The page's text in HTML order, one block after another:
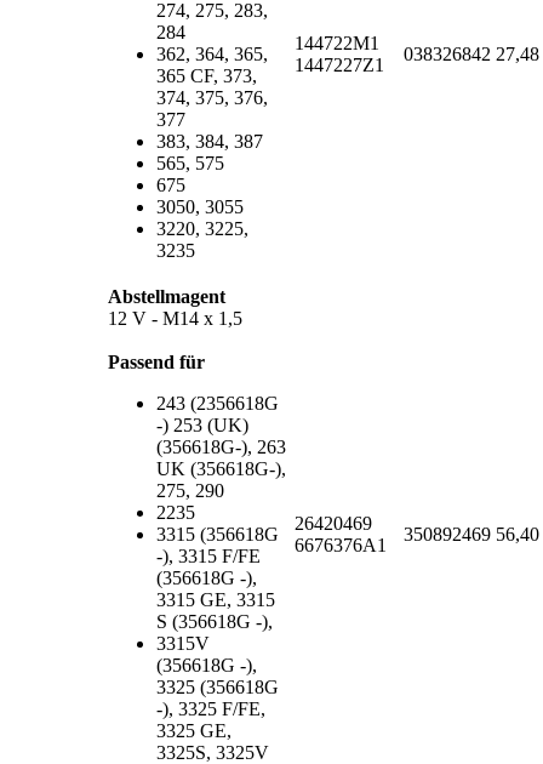
274, 275, 283,
284
362, 364, 365,
365 CF, 373,
374, 375, 376,
377
383, 384, 387
565, 575
675
3050, 3055
3220, 3225,
3235
144722M1
1447227Z1
038326842
Abstellmagent
12 V - M14 x 1,5
Passend für
243 (2356618G
-) 253 (UK)
(356618G-), 263
UK (356618G-),
275, 290
2235
3315 (356618G
-), 3315 F/FE
(356618G -),
3315 GE, 3315
S (356618G -),
3315V
(356618G -),
3325 (356618G
-), 3325 F/FE,
3325 GE,
3325S, 3325V
26420469
6676376A1
350892469